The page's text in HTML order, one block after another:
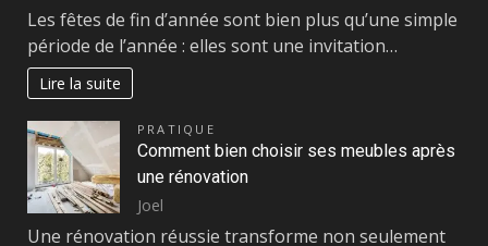
Les fêtes de fin d’année sont bien plus qu’une simple
période de l’année : elles sont une invitation…
Lire la suite
PRATIQUE
Comment bien choisir ses meubles après
une rénovation
Joel
Une rénovation réussie transforme non seulement